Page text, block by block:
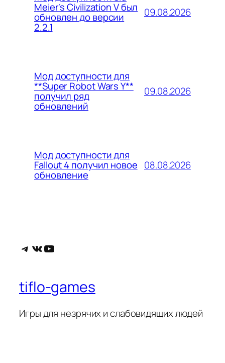
Meier’s Civilization V был
обновлен до версии
2.2.1
09.08.2026
Мод доступности для
**Super Robot Wars Y**
получил ряд
обновлений
09.08.2026
Мод доступности для
Fallout 4 получил новое
обновление
08.08.2026
Telegram
ВКонтакте
YouTube
tiflo-games
Игры для незрячих и слабовидящих людей